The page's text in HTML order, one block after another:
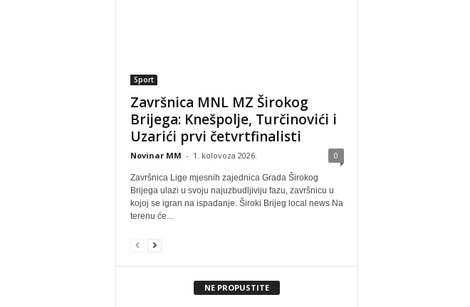
Sport
Završnica MNL MZ Širokog
Brijega: Knešpolje, Turčinovići i
Uzarići prvi četvrtfinalisti
Novinar MM - 1. kolovoza 2026. 0
Završnica Lige mjesnih zajednica Grada Širokog
Brijega ulazi u svoju najuzbudljiviju fazu, završnicu u
kojoj se igran na ispadanje. Široki Brijeg local news Na
terenu će...
NE PROPUSTITE